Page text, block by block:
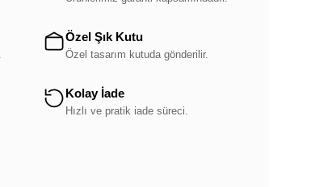
Özel Şık Kutu
Özel tasarım kutuda gönderilir.
Kolay İade
Hızlı ve pratik iade süreci.